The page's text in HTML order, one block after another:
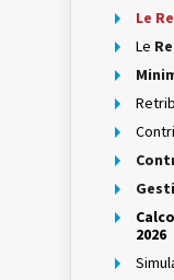
Le
Le
2026